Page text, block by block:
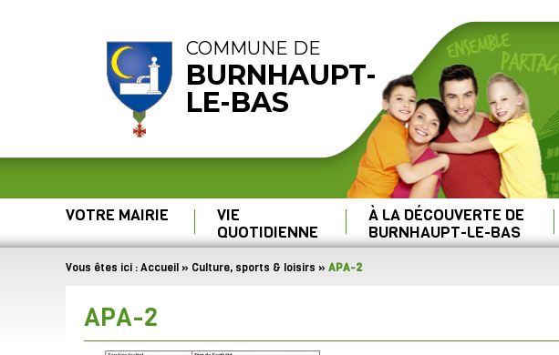
COMMUNE DE
BURNHAUPT-
LE-BAS
VOTRE MAIRIE VIE
QUOTIDIENNE
À LA DÉCOUVERTE DE
BURNHAUPT-LE-BAS
Vous êtes ici :Accueil » Culture, sports & loisirs » APA-2
APA-2